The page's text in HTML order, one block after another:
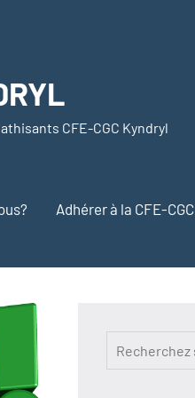
CFE-CGC Kyndryl
Adhérer à la CFE-CGC
Rechercher